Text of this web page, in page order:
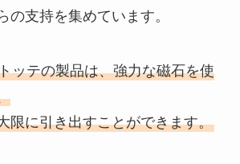
の支持を集めています。
ッテの製品は、強力な磁石を使
限に引き出すことができます。